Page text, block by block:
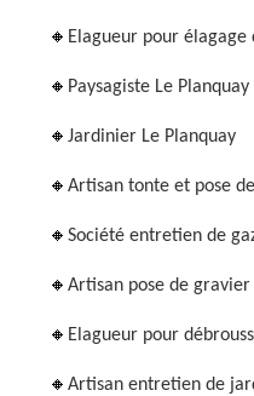
Elagueur pour
Paysagiste Le Planquay
Jardinier Le Planquay
Artisan tonte et pose
Société entretien de
Artisan pose de gravier
Elagueur pour
Artisan entretien de